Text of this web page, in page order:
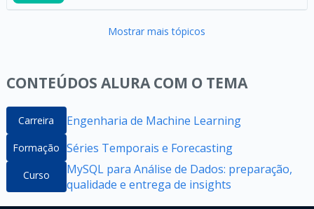
Mostrar mais tópicos
CONTEÚDOS ALURA COM O TEMA
Carreira Engenharia de Machine Learning
Formação Séries Temporais e Forecasting
Curso
MySQL para Análise de Dados: preparação,
qualidade e entrega de insights